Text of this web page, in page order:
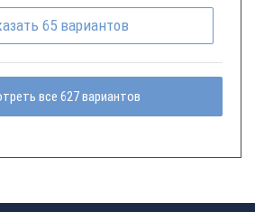
65 вариантов
все 627 вариантов